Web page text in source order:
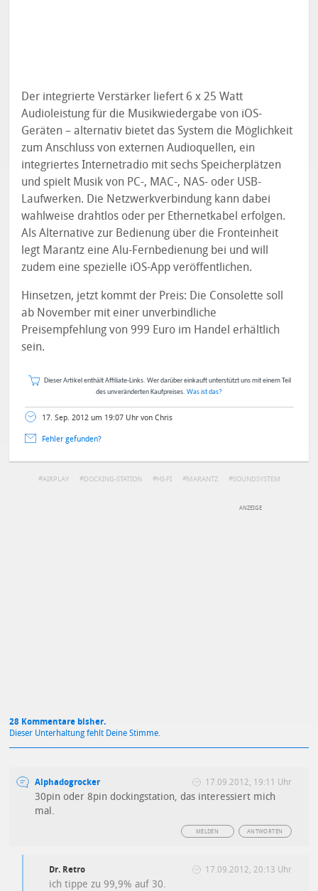
Der integrierte Verstärker liefert 6 x 25 Watt
Audioleistung für die Musikwiedergabe von iOS-
Geräten – alternativ bietet das System die Möglichkeit
zum Anschluss von externen Audioquellen, ein
integriertes Internetradio mit sechs Speicherplätzen
und spielt Musik von PC-, MAC-, NAS- oder USB-
Laufwerken. Die Netzwerkverbindung kann dabei
wahlweise drahtlos oder per Ethernetkabel erfolgen.
Als Alternative zur Bedienung über die Fronteinheit
legt Marantz eine Alu-Fernbedienung bei und will
zudem eine spezielle iOS-App veröffentlichen.
Hinsetzen, jetzt kommt der Preis: Die Consolette soll
ab November mit einer unverbindliche
Preisempfehlung von 999 Euro im Handel erhältlich
sein.
Dieser Artikel enthält Affiliate-Links. Wer darüber einkauft unterstützt uns mit einem Teil
des unveränderten Kaufpreises. Was ist das?
17. Sep. 2012 um 19:07 Uhr von Chris
Fehler gefunden?
AIRPLAY DOCKING-STATION HI-FI MARANTZ SOUNDSYSTEM
28 Kommentare bisher.
Dieser Unterhaltung fehlt Deine Stimme.
Alphadogrocker 17.09.2012, 19:11 Uhr
30pin oder 8pin dockingstation, das interessiert mich
mal.
ANTWORTEN
MELDEN
Dr. Retro 17.09.2012, 20:13 Uhr
ich tippe zu 99,9% auf 30.